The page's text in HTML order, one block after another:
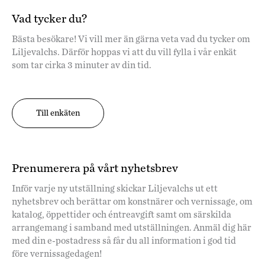
Vad tycker du?
Bästa besökare! Vi vill mer än gärna veta vad du tycker om
Liljevalchs. Därför hoppas vi att du vill fylla i vår enkät
som tar cirka 3 minuter av din tid.
Till enkäten
Prenumerera på vårt nyhetsbrev
Inför varje ny utställning skickar Liljevalchs ut ett
nyhetsbrev och berättar om konstnärer och vernissage, om
katalog, öppettider och éntreavgift samt om särskilda
arrangemang i samband med utställningen. Anmäl dig här
med din e-postadress så får du all information i god tid
före vernissagedagen!